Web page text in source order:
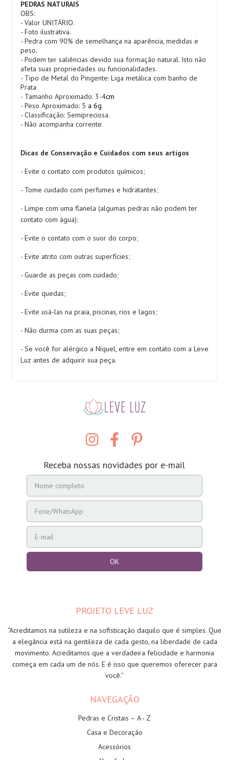
PEDRAS NATURAIS
OBS:
- Valor UNITÁRIO.
- Foto ilustrativa.
- Pedra com 90% de semelhança na aparência, medidas e
peso.
- Podem ter saliências devido sua formação natural. Isto não
afeta suas propriedades ou funcionalidades.
- Tipo de Metal do Pingente: Liga metálica com banho de
Prata
- Tamanho Aproximado: 3-4cm
- Peso Aproximado: 5 a 6g
- Classificação: Semipreciosa.
- Não acompanha corrente.
Dicas de Conservação e Cuidados com seus artigos
- Evite o contato com produtos químicos;
- Tome cuidado com perfumes e hidratantes;
- Limpe com uma flanela (algumas pedras não podem ter
contato com água);
- Evite o contato com o suor do corpo;
- Evite atrito com outras superfícies;
- Guarde as peças com cuidado;
- Evite quedas;
- Evite usá-las na praia, piscinas, rios e lagos;
- Não durma com as suas peças;
- Se você for alérgico a Níquel, entre em contato com a Leve
Luz antes de adquirir sua peça.
Receba nossas novidades por e-mail
PROJETO LEVE LUZ
“Acreditamos na sutileza e na sofisticação daquilo que é simples. Que
a elegância está na gentileza de cada gesto, na liberdade de cada
movimento. Acreditamos que a verdadeira felicidade e harmonia
começa em cada um de nós. E é isso que queremos oferecer para
você.”
NAVEGAÇÃO
Pedras e Cristais – A - Z
Casa e Decoração
Acessórios